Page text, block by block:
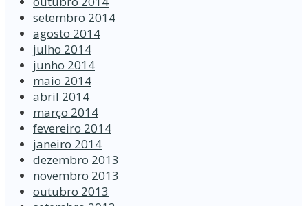
setembro 2014
agosto 2014
julho 2014
junho 2014
maio 2014
abril 2014
março 2014
fevereiro 2014
janeiro 2014
dezembro 2013
novembro 2013
outubro 2013